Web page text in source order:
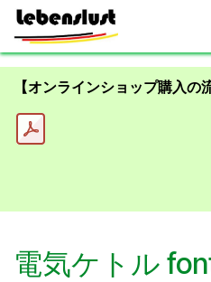
コンテンツへスキップ
【オンラインショップ購入の
電気ケトル